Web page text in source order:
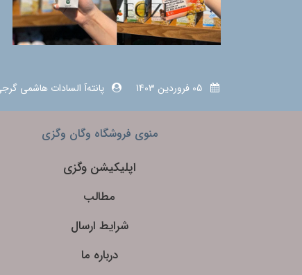
پانته‌آ السادات هاشمی
منوی فروشگاه وگان وگزی
اپلیکیشن وگزی
مطالب
شرایط ارسال
درباره ما